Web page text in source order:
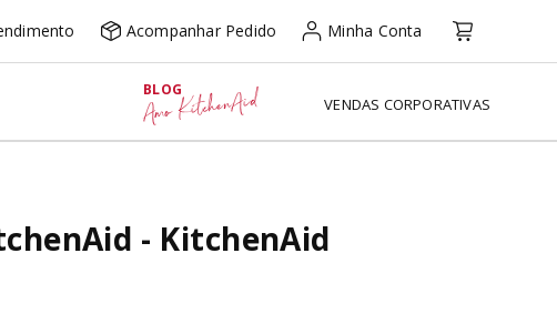
Acompanhar Pedido Minha Conta
BLOG
Amo KitchenAid VENDAS CORPORATIVAS
- KitchenAid